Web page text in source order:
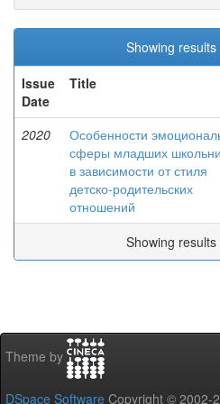
Showing results
Issue
Date
Title
2020
Особенности
сферы младших
в зависимости от стиля
детско-родительских
отношений
Showing results
Theme by
DSpace Software Copyright © 2002-